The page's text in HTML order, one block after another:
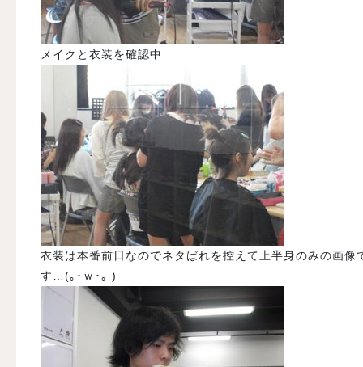
メイクと衣装を確認中
衣装は本番前日なのでネタばれを控えて上半身のみの画像
す…(｡･ｗ･｡ )